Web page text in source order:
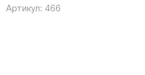
Артикул: 466